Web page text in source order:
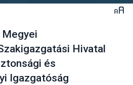
Hivatal
és
Igazgatóság